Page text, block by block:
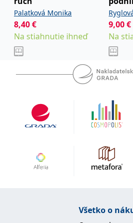
Palatková Monika
8,40€
Na stiahnutie ihneď
v praxi
Michal
9,00€
Na
Všetko o
2 měsíce